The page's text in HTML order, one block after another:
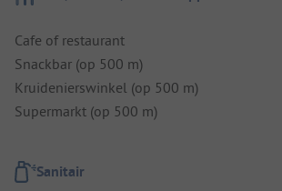
Cafe of restaurant
Snackbar (op 500 m)
Kruidenierswinkel (op 500 m)
Supermarkt (op 500 m)
Sanitair